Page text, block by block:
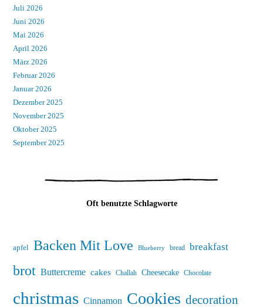
Juli 2026
Juni 2026
Mai 2026
April 2026
März 2026
Februar 2026
Januar 2026
Dezember 2025
November 2025
Oktober 2025
September 2025
Oft benutzte Schlagworte
apfel Backen Mit Love Blueberry bread breakfast
brot Buttercreme cakes Challah Cheesecake Chocolate
christmas Cinnamon Cookies decoration